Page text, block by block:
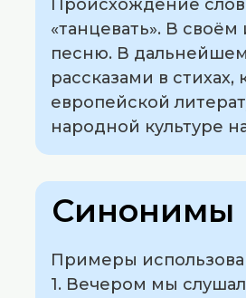
Происхождение
«танцевать». В
песню. В дальнейшем
рассказами в
европейской
народной культуре
Синонимы
Примеры
1. Вечером мы